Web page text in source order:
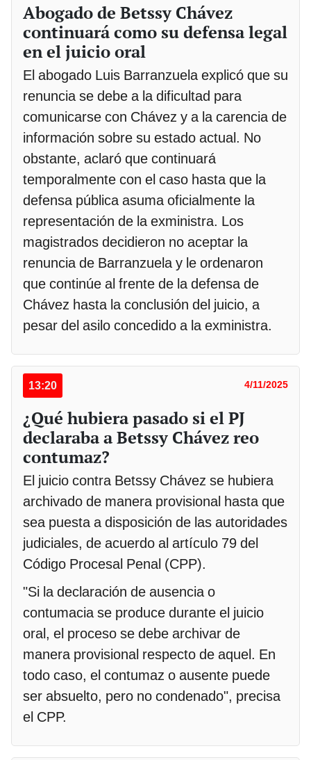
Abogado de Betssy Chávez
continuará como su defensa legal
en el juicio oral
El abogado Luis Barranzuela explicó que su
renuncia se debe a la dificultad para
comunicarse con Chávez y a la carencia de
información sobre su estado actual. No
obstante, aclaró que continuará
temporalmente con el caso hasta que la
defensa pública asuma oficialmente la
representación de la exministra. Los
magistrados decidieron no aceptar la
renuncia de Barranzuela y le ordenaron
que continúe al frente de la defensa de
Chávez hasta la conclusión del juicio, a
pesar del asilo concedido a la exministra.
13:20 4/11/2025
¿Qué hubiera pasado si el PJ
declaraba a Betssy Chávez reo
contumaz?
El juicio contra Betssy Chávez se hubiera
archivado de manera provisional hasta que
sea puesta a disposición de las autoridades
judiciales, de acuerdo al artículo 79 del
Código Procesal Penal (CPP).
"Si la declaración de ausencia o
contumacia se produce durante el juicio
oral, el proceso se debe archivar de
manera provisional respecto de aquel. En
todo caso, el contumaz o ausente puede
ser absuelto, pero no condenado", precisa
el CPP.